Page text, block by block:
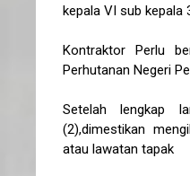
kepala VI sub kepala
Kontraktor Perlu
Perhutanan Negeri
Setelah lengkap
(2),dimestikan
atau lawatan tapak